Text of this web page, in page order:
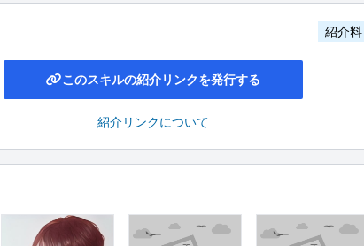
紹介料
このスキルの紹介リンクを発行する
紹介リンクについて